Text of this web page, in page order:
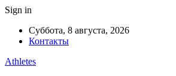
Sign in
Суббота, 8 августа, 2026
Контакты
Athletes